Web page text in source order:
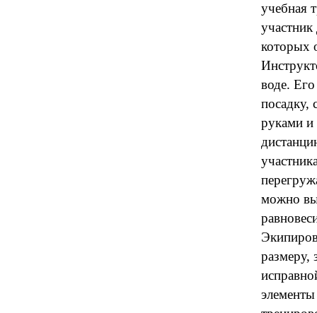
учебная
которых
воде.
посадку,
руками и
можно
размеру,